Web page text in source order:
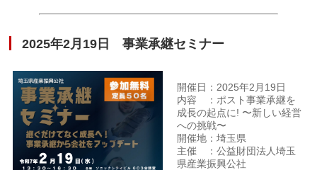
2025年2月19日 事業承継セミナー
開催日：2025年2月19日
内容 ：ポスト事業承継を
成長の起点に! 〜新しい経営
への挑戦〜
開催地：埼玉県
主催 ：公益財団法人埼玉
県産業振興公社